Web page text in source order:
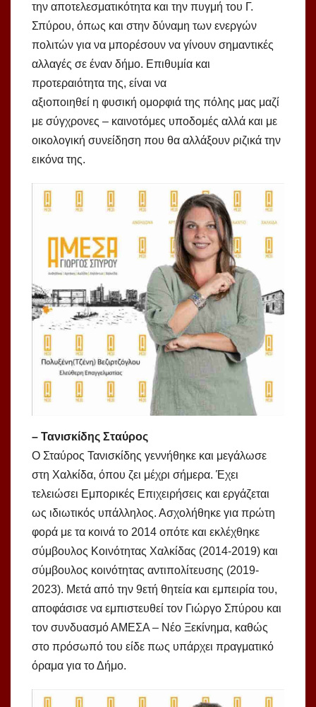
την αποτελεσματικότητα και την πυγμή του Γ.
Σπύρου, όπως και στην δύναμη των ενεργών
πολιτών για να μπορέσουν να γίνουν σημαντικές
αλλαγές σε έναν δήμο. Επιθυμία και
προτεραιότητα της, είναι να
αξιοποιηθεί η φυσική ομορφιά της πόλης μας μαζί
με σύγχρονες – καινοτόμες υποδομές αλλά και με
οικολογική συνείδηση που θα αλλάξουν ριζικά την
εικόνα της.
– Τανισκίδης Σταύρος
Ο Σταύρος Τανισκίδης γεννήθηκε και μεγάλωσε
στη Χαλκίδα, όπου ζει μέχρι σήμερα. Έχει
τελειώσει Εμπορικές Επιχειρήσεις και εργάζεται
ως ιδιωτικός υπάλληλος. Ασχολήθηκε για πρώτη
φορά με τα κοινά το 2014 οπότε και εκλέχθηκε
σύμβουλος Κοινότητας Χαλκίδας (2014-2019) και
σύμβουλος κοινότητας αντιπολίτευσης (2019-
2023). Μετά από την 9ετή θητεία και εμπειρία του,
αποφάσισε να εμπιστευθεί τον Γιώργο Σπύρου και
τον συνδυασμό ΑΜΕΣΑ – Νέο Ξεκίνημα, καθώς
στο πρόσωπό του είδε πως υπάρχει πραγματικό
όραμα για το Δήμο.